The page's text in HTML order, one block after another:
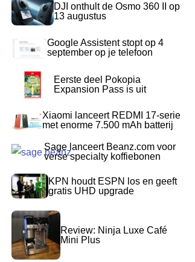
DJI onthult de Osmo 360 II op
13 augustus
Google Assistent stopt op 4
september op je telefoon
Eerste deel Pokopia
Expansion Pass is uit
Xiaomi lanceert REDMI 17-serie
met enorme 7.500 mAh batterij
Sage lanceert Beanz.com voor
verse specialty koffiebonen
KPN houdt ESPN los en geeft
gratis UHD upgrade
Review: Ninja Luxe Café
Mini Plus